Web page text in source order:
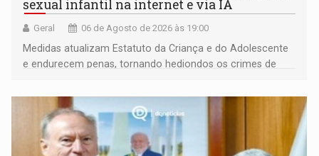
sexual infantil na internet e via IA
Geral 06 de Agosto de 2026 às 19:00
Medidas atualizam Estatuto da Criança e do Adolescente
e endurecem penas, tornando hediondos os crimes de